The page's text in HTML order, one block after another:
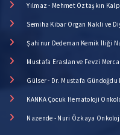
Yılmaz - Mehmet Öztaşkın
Semiha Kibar Organ Nakli ve
Şahinur Dedeman Kemik İliği
Mustafa Eraslan ve Fevzi
Gülser - Dr. Mustafa
KANKA Çocuk Hematoloji
Nazende - Nuri Özkaya